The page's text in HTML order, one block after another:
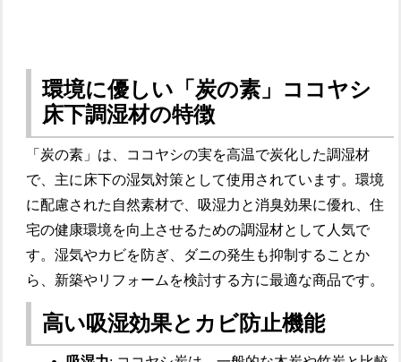
環境に優しい「炭の素」ココヤシ
床下調湿材の特徴
「炭の素」は、ココヤシの実を高温で炭化した調湿材
で、主に床下の湿気対策として使用されています。環境
に配慮された自然素材で、吸湿力と消臭効果に優れ、住
宅の健康環境を向上させるための調湿材として人気で
す。湿気やカビを防ぎ、ダニの発生も抑制することか
ら、新築やリフォームを検討する方に最適な商品です。
高い吸湿効果とカビ防止機能